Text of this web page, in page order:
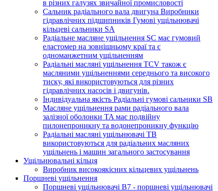
в різних галузях звичайної промисловості
Сальник радіального вала двигуна Виробники
гідравлічних підшипників Гумові ущільнювачі
кільцеві сальники SA
Радіальне масляне ущільнення SC має гумовий
еластомер на зовнішньому краї та є
одноманжетним ущільненням
Радіальні масляні ущільнення TCV також є
масляними ущільненнями середнього та високого
тиску, які використовуються для різних
гідравлічних насосів і двигунів.
Індивідуальна якість Радіальні гумові сальники SB
Масляне ущільнення рами радіального вала
залізної оболонки TA має подвійну
пилонепроникну та водонепроникну функцію
Радіальні масляні ущільнювачі TB
використовуються для радіальних масляних
ущільнень і машин загального застосування
Ущільнювальні кільця
Виробник високоякісних кільцевих ущільнень
Поршневі ущільнення
Поршневі ущільнювачі B7 - поршневі ущільнювачі